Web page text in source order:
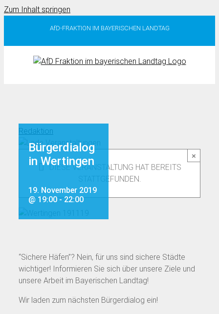
Zum Inhalt springen
AfD-FRAKTION IM BAYERISCHEN LANDTAG
Redaktion
×
DIESE VERANSTALTUNG HAT BEREITS
STATTGEFUNDEN.
Bürgerdialog
in Wertingen
19. November 2019
@ 19:00 - 22:00
“Sichere Häfen”? Nein, für uns sind sichere Städte
wichtiger! Informieren Sie sich über unsere Ziele und
unsere Arbeit im Bayerischen Landtag!
Wir laden zum nächsten Bürgerdialog ein!